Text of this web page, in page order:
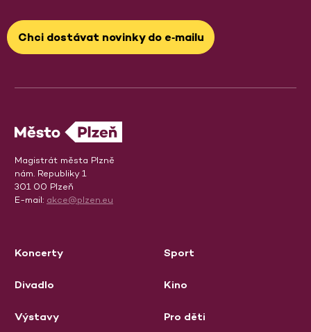
Chci dostávat novinky do e‑mailu
Magistrát města Plzně
nám. Republiky 1
301 00 Plzeň
E-mail: akce@plzen.eu
Koncerty
Divadlo
Výstavy
Sport
Kino
Pro děti